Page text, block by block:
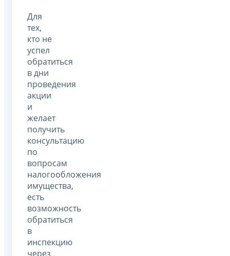
Для
тех,
кто не
успел
обратиться
в дни
проведения
акции
и
желает
получить
консультацию
по
вопросам
налогообложения
имущества,
есть
возможность
обратиться
в
инспекцию
через